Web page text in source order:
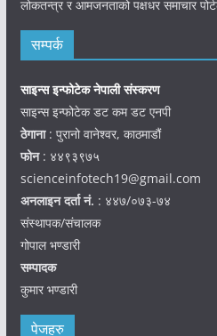
लोकतन्त्र र आमजनताको पक्षधर समाचार
सम्पर्क
साइन्स इन्फोटेक नेपाली संस्करण
साइन्स इन्फोटेक डट कम डट एनपी
ठेगाना: पुरानो वानेश्वर, काठमाडौं
फोन: ४४९३९७५
scienceinfotech19@gmail.com
अनलाइन दर्ता नं. : ४४७/०७३-७४
संस्थापक/संचालक
गोपाल भण्डारी
सम्पादक
कुमार भण्डारी
पेजहरु